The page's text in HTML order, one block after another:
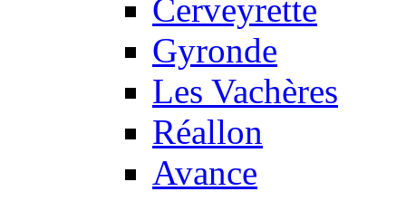
Cerveyrette
Gyronde
Les Vachères
Réallon
Avance